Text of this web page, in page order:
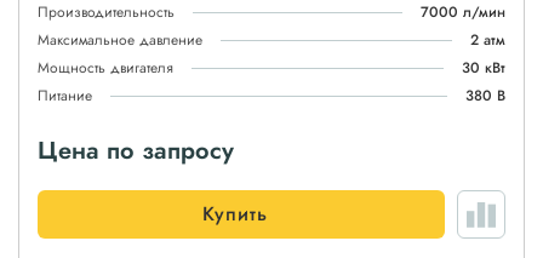
Производительность
7000 л/мин
Максимальное давление
2 атм
Мощность двигателя
30 кВт
Питание
380 В
Цена по запросу
Купить